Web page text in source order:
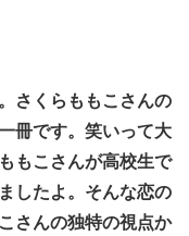
さくらももこさんの
冊です。笑いって大
もこさんが高校生で
したよ。そんな恋の
さんの独特の視点か